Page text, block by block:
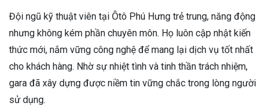
Đội ngũ kỹ thuật viên tại Ôtô Phú Hưng trẻ trung, năng động
nhưng không kém phần chuyên môn. Họ luôn cập nhật kiến
thức mới, nắm vững công nghệ để mang lại dịch vụ tốt nhất
cho khách hàng. Nhờ sự nhiệt tình và tinh thần trách nhiệm,
gara đã xây dựng được niềm tin vững chắc trong lòng người
sử dụng.